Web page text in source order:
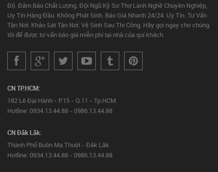
Độ. Đảm Bảo Chất Lượng. Đội Ngũ Kỹ Sư Thợ Lành Nghề Chuyên Nghiệp,
Uy Tín Hàng Đầu. Không Phát Sinh. Báo Giá Nhanh 24/24. Uy Tín. Tư Vấn
Tận Nơi. Khảo Sát Tận Nơi. Vệ Sinh Sau Thi Công. Hãy gọi ngay cho chúng
tôi để được tư vấn báo giá miễn phí tại nhà của quí khách.
CN TP.HCM:
182 Lê Đại Hành - P.15 - Q.11 - Tp.HCM.
Hotline: 0934.13.44.88 - 0986.13.44.88
CN Đắk Lắk:
Thành Phố Buôn Ma Thuột - Đắk Lắk.
Hotline: 0934.13.44.88 - 0986.13.44.88